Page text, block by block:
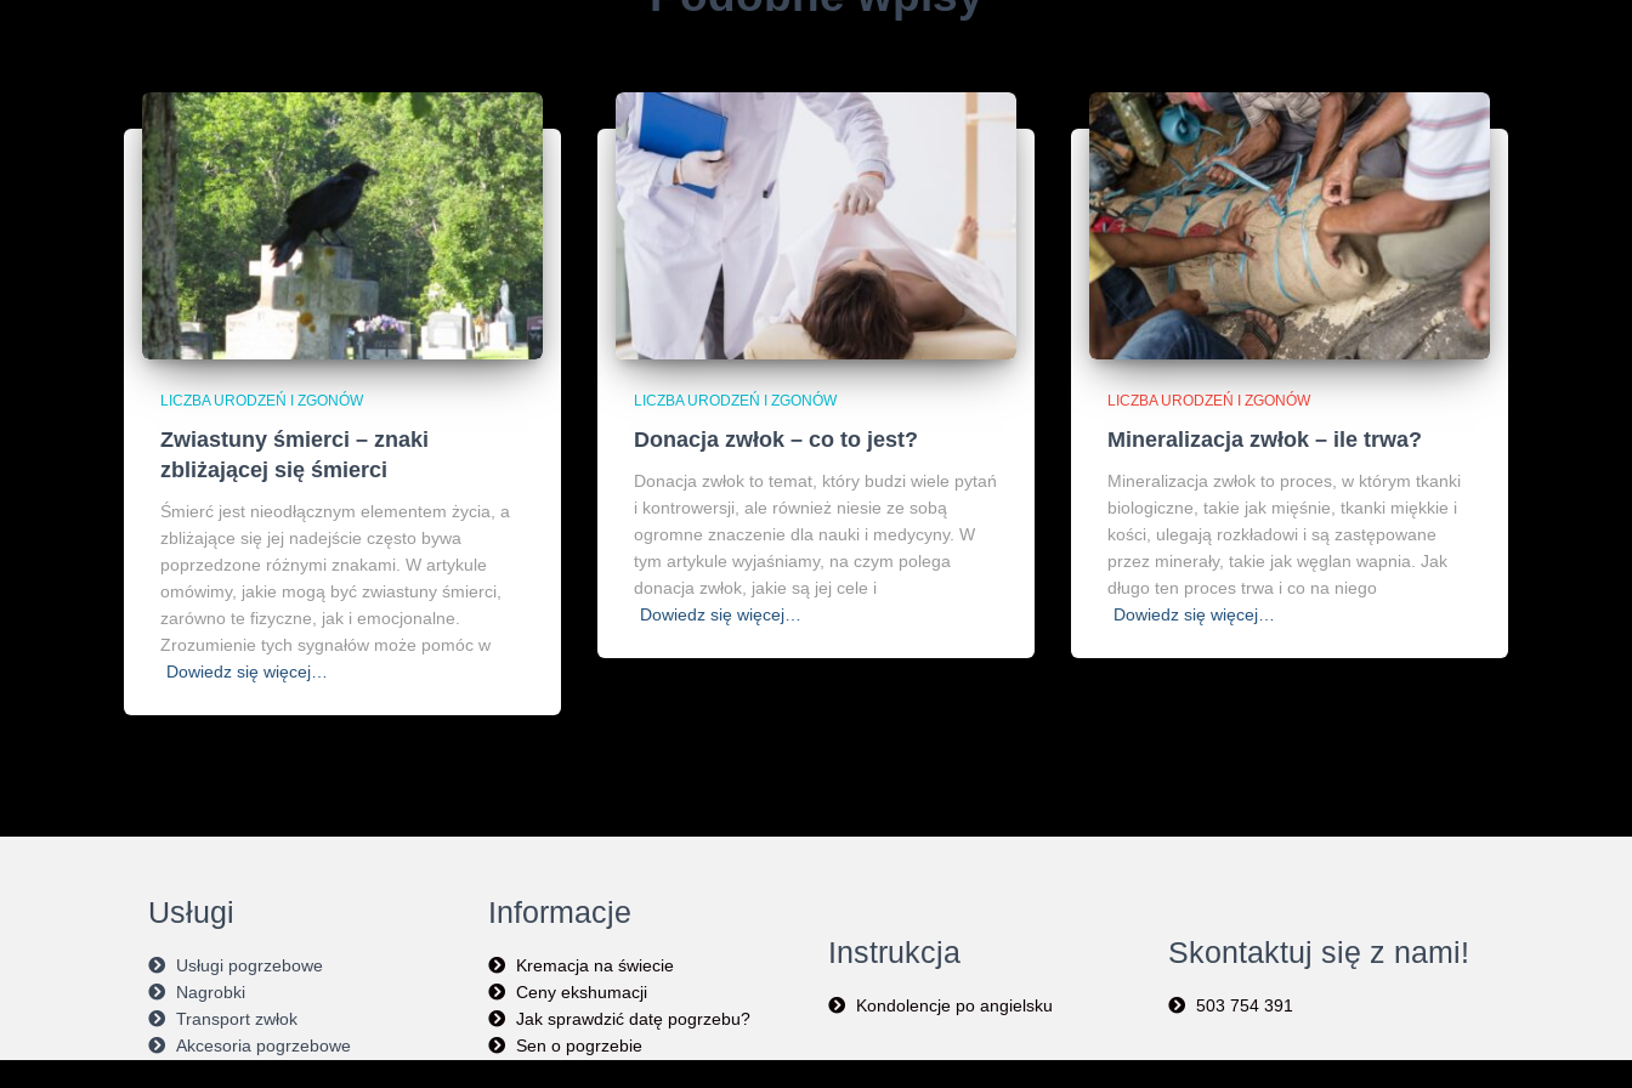
LICZBA URODZEŃ I ZGONÓW
Zwiastuny śmierci – znaki
zbliżającej się śmierci
Śmierć jest nieodłącznym elementem życia, a
zbliżające się jej nadejście często bywa
poprzedzone różnymi znakami. W artykule
omówimy, jakie mogą być zwiastuny śmierci,
zarówno te fizyczne, jak i emocjonalne.
Zrozumienie tych sygnałów może pomóc w
Dowiedz się więcej…
LICZBA URODZEŃ I ZGONÓW
Donacja zwłok – co to jest?
Donacja zwłok to temat, który budzi wiele pytań
i kontrowersji, ale również niesie ze sobą
ogromne znaczenie dla nauki i medycyny. W
tym artykule wyjaśniamy, na czym polega
donacja zwłok, jakie są jej cele i
Dowiedz się więcej…
LICZBA URODZEŃ I ZGONÓW
Mineralizacja zwłok – ile trwa?
Mineralizacja zwłok to proces, w którym tkanki
biologiczne, takie jak mięśnie, tkanki miękkie i
kości, ulegają rozkładowi i są zastępowane
przez minerały, takie jak węglan wapnia. Jak
długo ten proces trwa i co na niego
Dowiedz się więcej…
Usługi
Usługi pogrzebowe
Nagrobki
Transport zwłok
Akcesoria pogrzebowe
Informacje
Kremacja na świecie
Ceny ekshumacji
Jak sprawdzić datę pogrzebu?
Sen o pogrzebie
Instrukcja
Kondolencje po angielsku
Skontaktuj się z nami!
503 754 391